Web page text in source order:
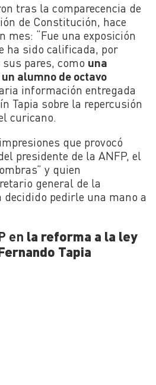
tras la comparecencia de
de Constitución, hace
mes: “Fue una exposición
ha sido calificada, por
pares, como una
alumno de octavo
información entregada
Tapia sobre la repercusión
curicano.
que provocó
presidente de la ANFP, el
y quien
general de la
pedirle una mano a
en la reforma a la ley
Tapia